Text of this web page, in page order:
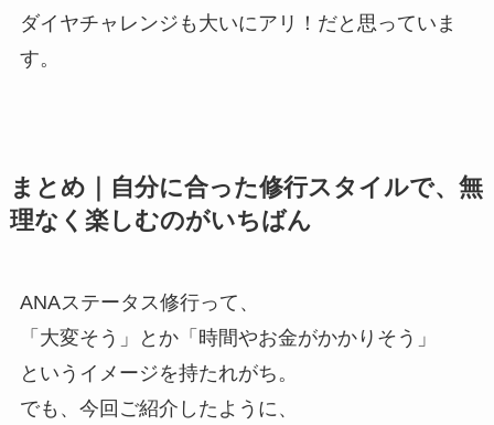
ダイヤチャレンジも大いにアリ！だと思っていま
す。
まとめ｜自分に合った修行スタイルで、無
理なく楽しむのがいちばん
ANAステータス修行って、
「大変そう」とか「時間やお金がかかりそう」
というイメージを持たれがち。
でも、今回ご紹介したように、